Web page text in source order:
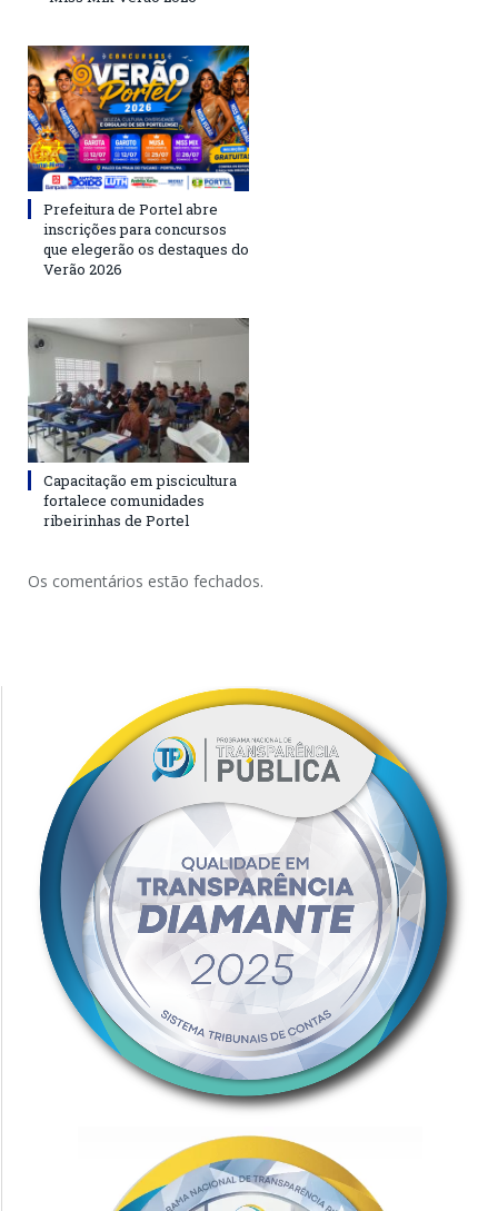
Prefeitura de Portel abre
inscrições para concursos
que elegerão os destaques do
Verão 2026
Capacitação em piscicultura
fortalece comunidades
ribeirinhas de Portel
Os comentários estão fechados.